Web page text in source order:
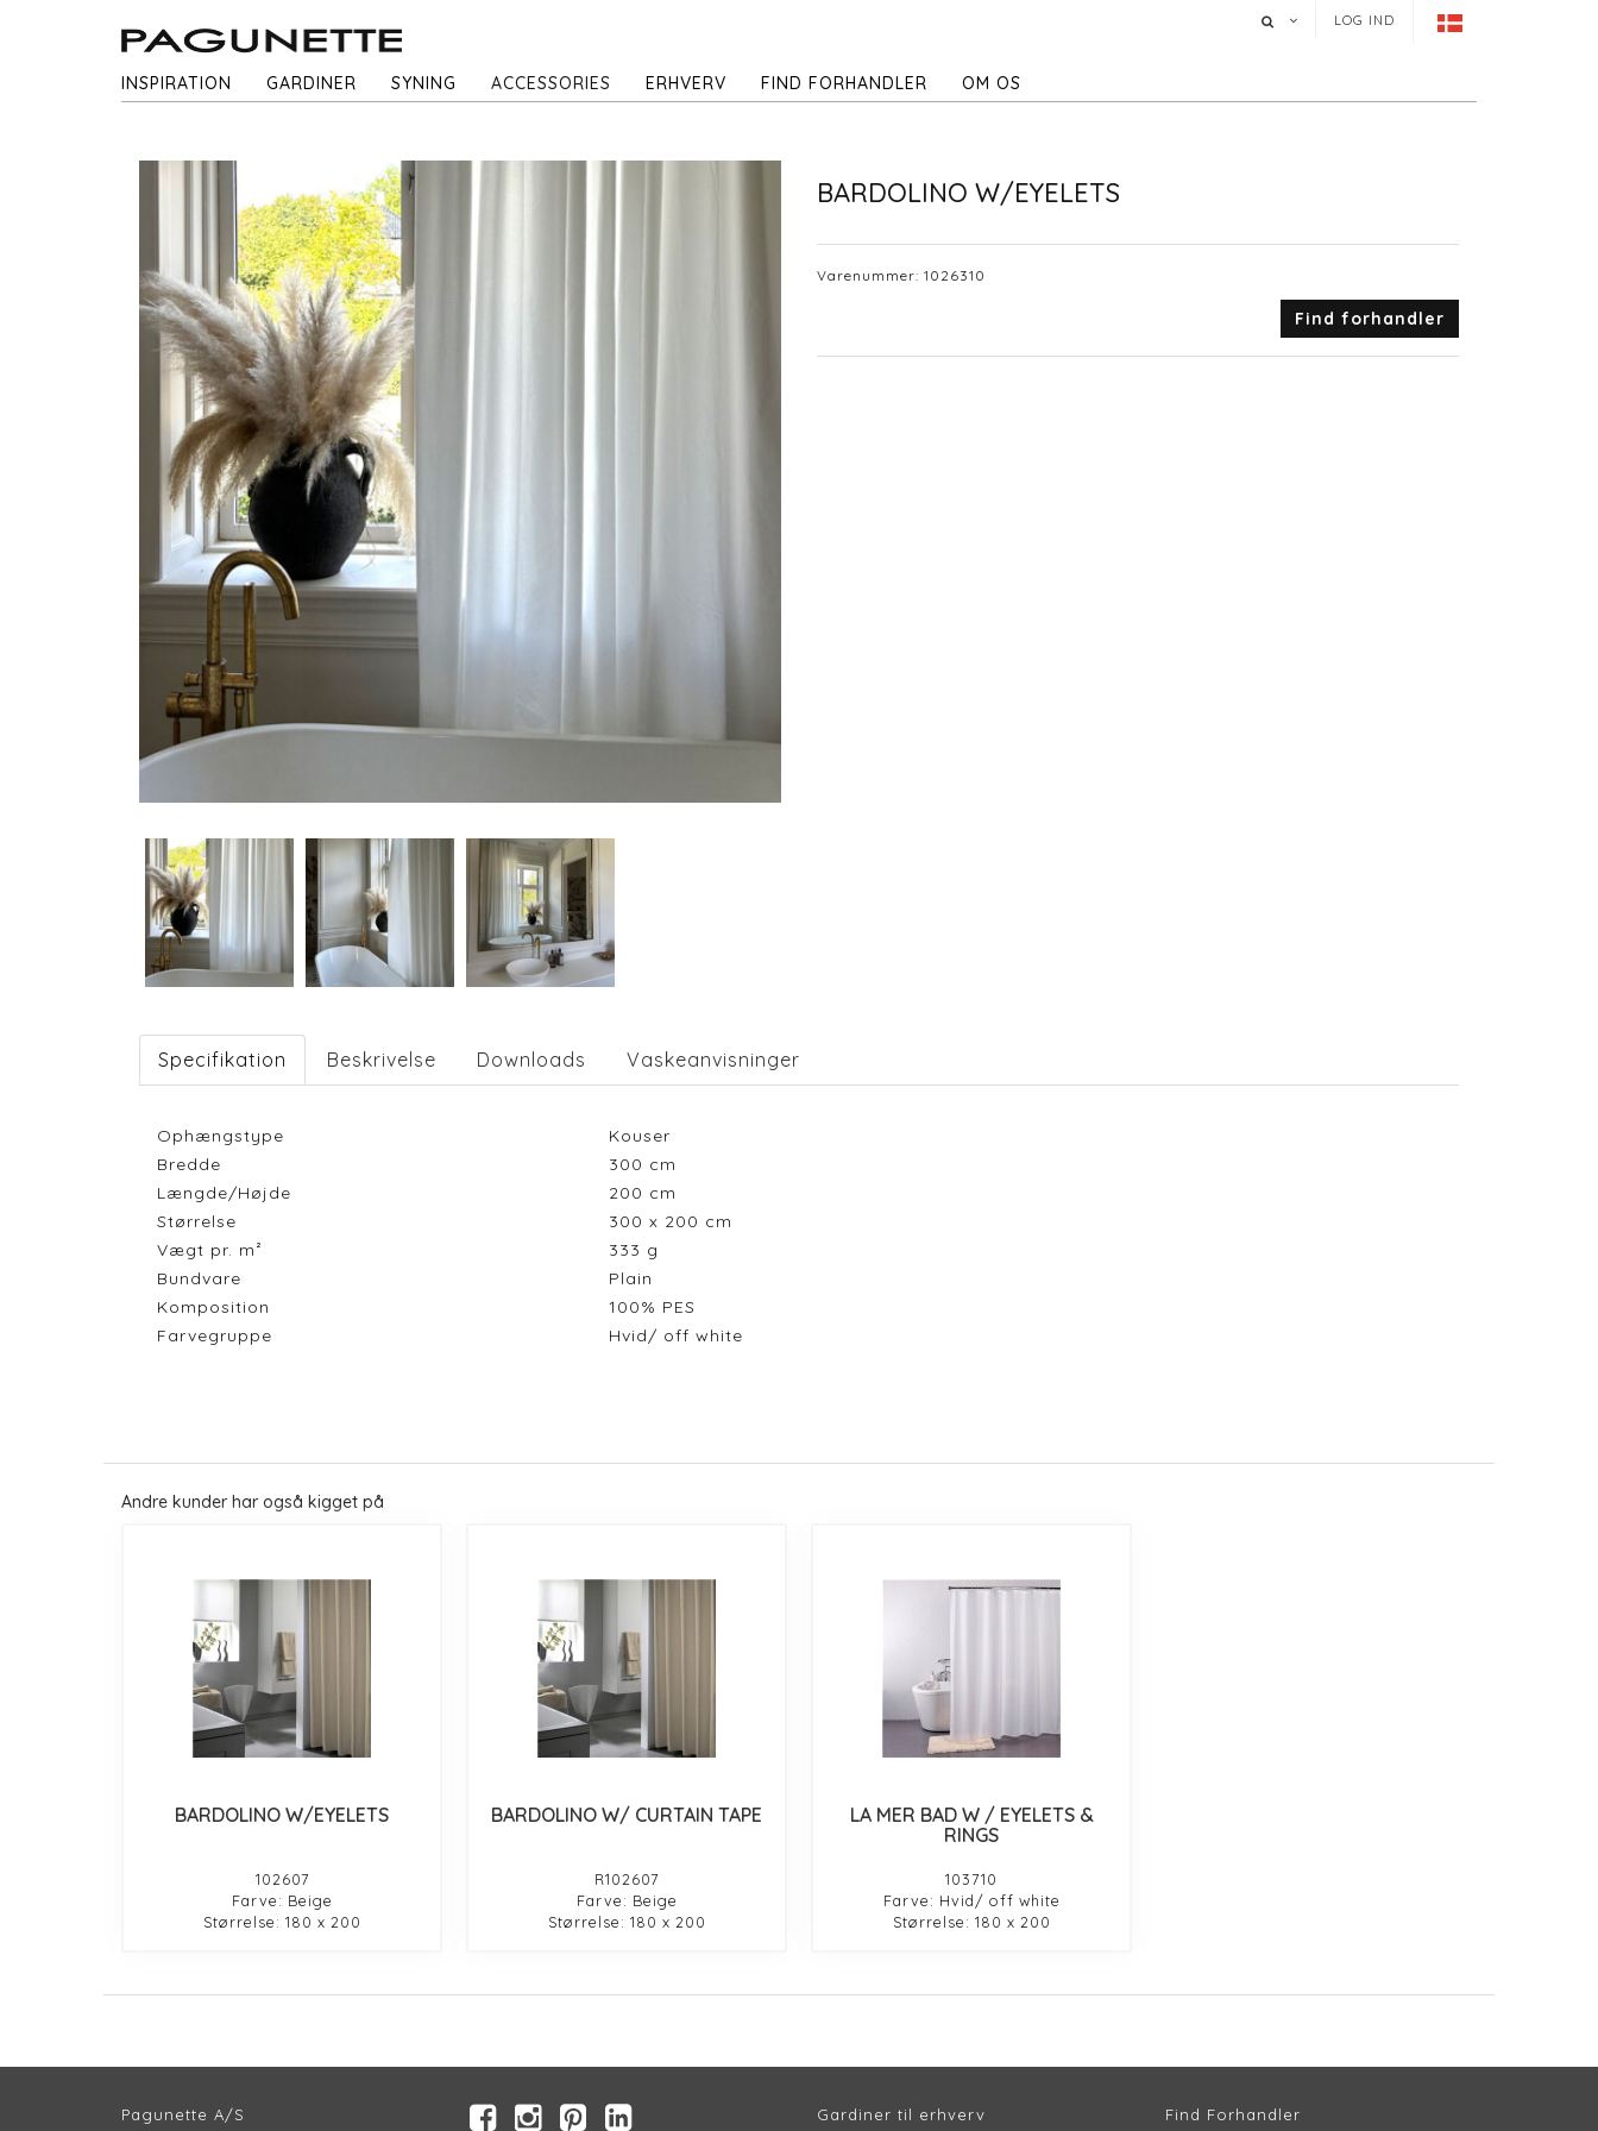
LOG IND
INSPIRATION GARDINER SYNING ACCESSORIES ERHVERV FIND FORHANDLER OM OS
BARDOLINO W/EYELETS
Varenummer: 1026310
Find forhandler
Specifikation Beskrivelse Downloads Vaskeanvisninger
Ophængstype
Kouser
Bredde
300 cm
Længde/Højde
200 cm
Størrelse
300 x 200 cm
Vægt pr. m²
333 g
Bundvare
Plain
Komposition
100% PES
Farvegruppe
Hvid/ off white
Andre kunder har også kigget på
BARDOLINO W/EYELETS
102607
Farve: Beige
Størrelse: 180 x 200
BARDOLINO W/ CURTAIN TAPE
R102607
Farve: Beige
Størrelse: 180 x 200
LA MER BAD W / EYELETS &
RINGS
103710
Farve: Hvid/ off white
Størrelse: 180 x 200
Pagunette A/S Gardiner til erhverv Find Forhandler